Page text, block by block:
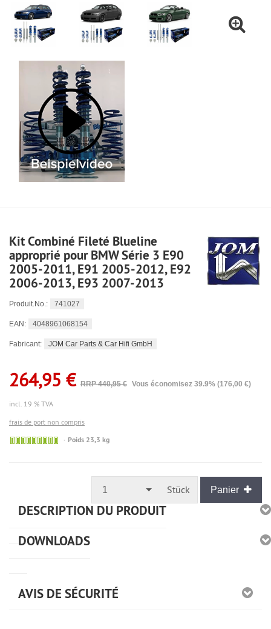
Kit Combiné Fileté Blueline
approprié pour BMW Série 3 E90
2005-2011, E91 2005-2012, E92
2006-2013, E93 2007-2013
Produit.No.: 741027
EAN: 4048961068154
Fabricant: JOM Car Parts & Car Hifi GmbH
264,95 € RRP 440,95 € Vous économisez 39.9% (176,00 €)
incl. 19 % TVA
frais de port non compris
🟢 Poids 23,3 kg
1 Stück Panier
DESCRIPTION DU PRODUIT
DOWNLOADS
AVIS DE SÉCURITÉ